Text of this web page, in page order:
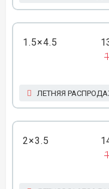
1.5×4.5
ЛЕТНЯЯ
2×3.5